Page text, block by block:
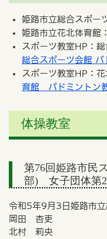
姫路市立総合スポ
姫路市立花北体育
スポーツ教室HP：
総合スポーツ会館 バ
スポーツ教室HP：
育館 バドミントン
体操教室
第76回姫路市民
部) 女子団体第
令和5年9月3日姫路市
岡田 杏吏
北村 莉央